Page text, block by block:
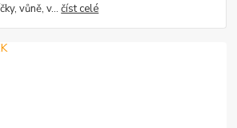
vůně, v...číst celé